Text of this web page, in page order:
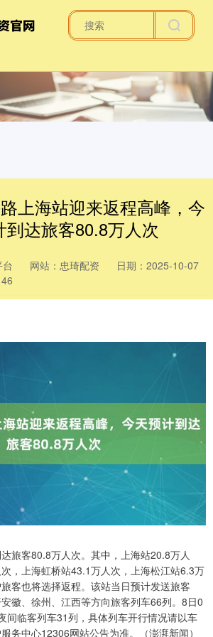
上海站迎来返程高峰，今
到达旅客80.8万人次
网站：忠琦配资
日期：2025-10-07
旅客80.8万人次。其中，上海站20.8万人
，上海虹桥站43.1万人次，上海松江站6.3万
客也将选择返程。该站当日预计发送旅客
徽、徐州、江西等方向旅客列车66列。8日0
间临客列车31列，具体列车开行情况请以车
务中心12306网站公告为准。（澎湃新闻）